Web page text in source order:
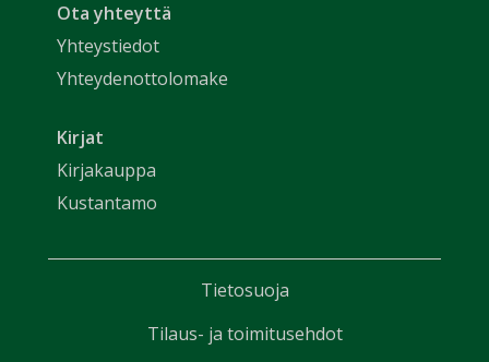
Ota yhteyttä
Yhteystiedot
Yhteydenottolomake
Kirjat
Kirjakauppa
Kustantamo
Tietosuoja
Tilaus- ja toimitusehdot